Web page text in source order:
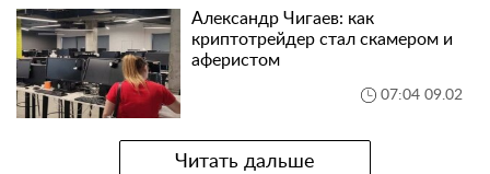
Александр Чигаев: как
криптотрейдер стал скамером и
аферистом
07:04 09.02
Читать дальше